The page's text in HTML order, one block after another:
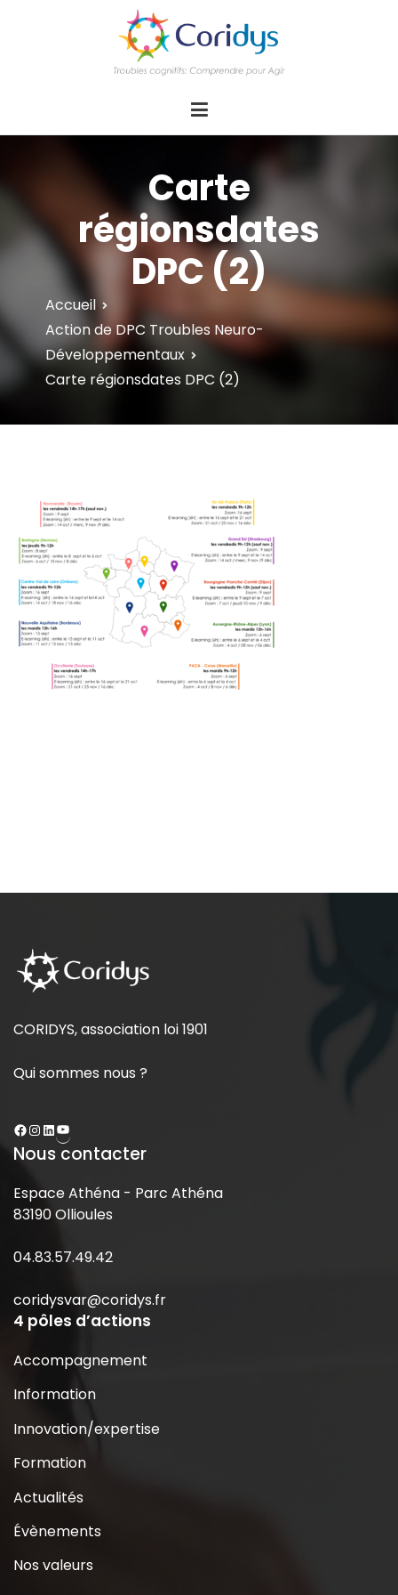
d'actions Information Accompagnement
Innovation/E­xpertise Formations autour des
Carte
régionsdates
DPC (2)
Accueil
Action de DPC Troubles Neuro-
Développementaux
Carte régionsdates DPC (2)
CORIDYS, association loi 1901
Qui sommes nous ?
Nous contacter
Espace Athéna - Parc Athéna
83190 Ollioules
04.83.57.49.42
coridysvar@coridys.fr
4 pôles d’actions
Accompagnement
Information
Innovation/expertise
Formation
Actualités
Évènements
Nos valeurs